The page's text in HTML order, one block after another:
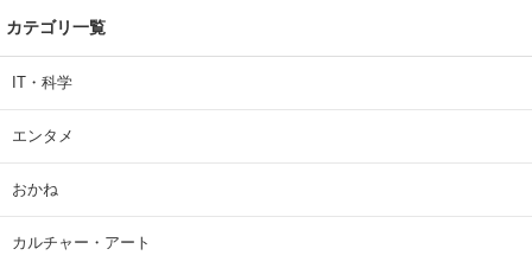
カテゴリ一覧
IT・科学
エンタメ
おかね
カルチャー・アート